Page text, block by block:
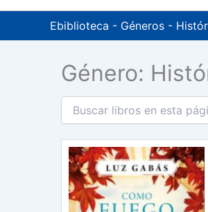
Ebiblioteca - Géneros -
Género: